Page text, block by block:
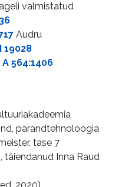
valmistatud
Audru
19028
A 564:1406
pärandtehnoloogia
tase 7
täiendanud Inna Raud